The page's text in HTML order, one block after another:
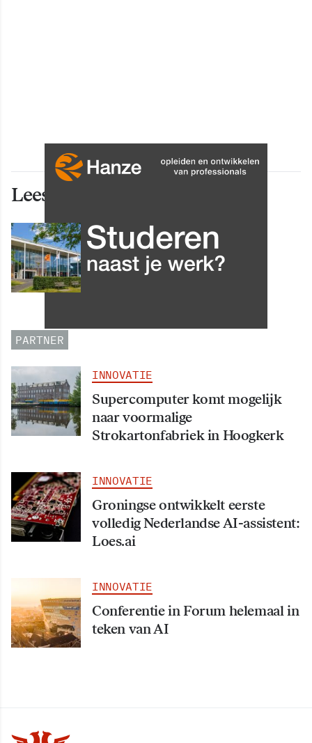
Lees ook deze artikelen
INNOVATIE
Grip op data en informatie:
Leergang Data en
PARTNER
INNOVATIE
Supercomputer komt mogelijk
naar voormalige
Strokartonfabriek in Hoogkerk
INNOVATIE
Groningse ontwikkelt eerste
volledig Nederlandse AI-assistent:
Loes.ai
INNOVATIE
Conferentie in Forum helemaal in
teken van AI